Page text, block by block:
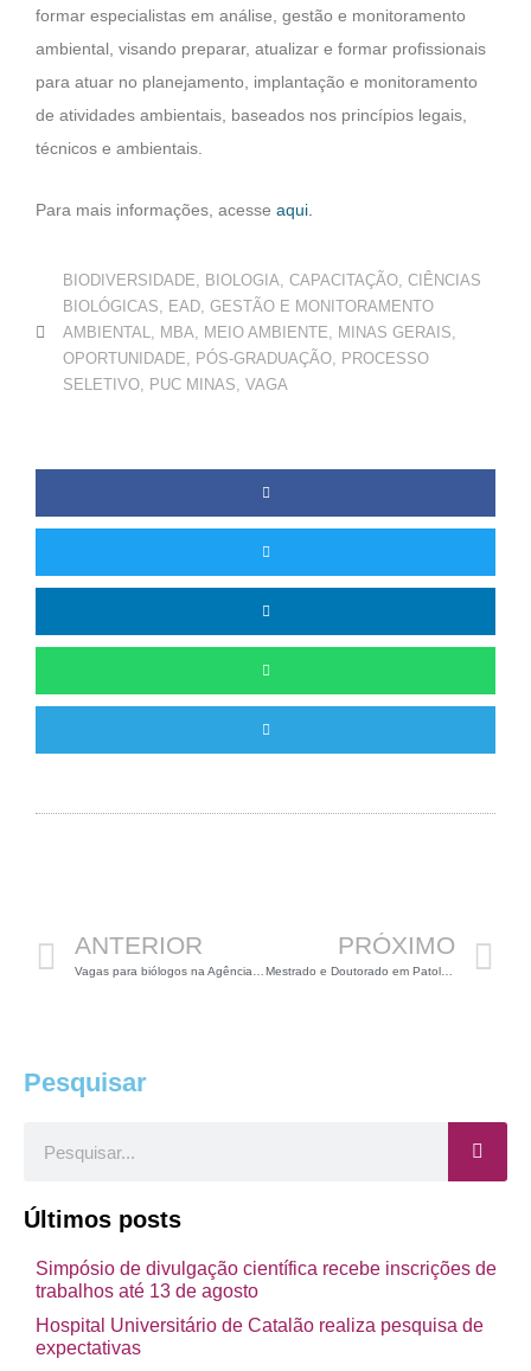
formar especialistas em análise, gestão e monitoramento
ambiental, visando preparar, atualizar e formar profissionais
para atuar no planejamento, implantação e monitoramento
de atividades ambientais, baseados nos princípios legais,
técnicos e ambientais.
Para mais informações, acesse aqui.
BIODIVERSIDADE, BIOLOGIA, CAPACITAÇÃO, CIÊNCIAS
BIOLÓGICAS, EAD, GESTÃO E MONITORAMENTO
AMBIENTAL, MBA, MEIO AMBIENTE, MINAS GERAIS,
OPORTUNIDADE, PÓS-GRADUAÇÃO, PROCESSO
SELETIVO, PUC MINAS, VAGA
ANTERIOR PRÓXIMO
Mestrado e Doutorado em Patologia na UFMG
Pesquisar
Últimos posts
Simpósio de divulgação científica recebe inscrições de
trabalhos até 13 de agosto
Hospital Universitário de Catalão realiza pesquisa de
expectativas